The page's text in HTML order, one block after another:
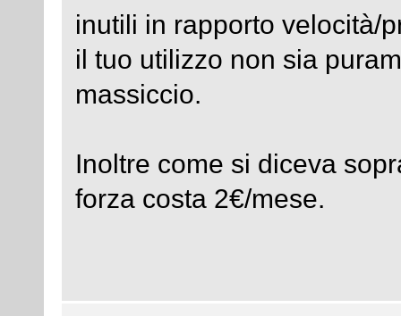
inutili in rapporto velocità/
il tuo utilizzo non sia
massiccio.
Inoltre come si diceva
forza costa 2€/mese.